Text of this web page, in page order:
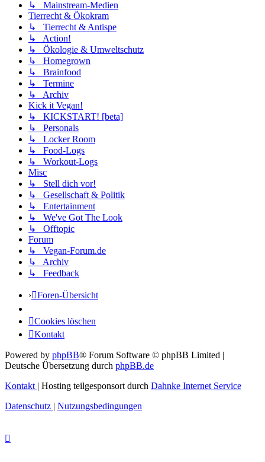
↳ Mainstream-Medien
Tierrecht & Ökokram
↳ Tierrecht & Antispe
↳ Action!
↳ Ökologie & Umweltschutz
↳ Homegrown
↳ Brainfood
↳ Termine
↳ Archiv
Kick it Vegan!
↳ KICKSTART! [beta]
↳ Personals
↳ Locker Room
↳ Food-Logs
↳ Workout-Logs
Misc
↳ Stell dich vor!
↳ Gesellschaft & Politik
↳ Entertainment
↳ We've Got The Look
↳ Offtopic
Forum
↳ Vegan-Forum.de
↳ Archiv
↳ Feedback
Foren-Übersicht
Cookies löschen
Kontakt
Powered by phpBB® Forum Software © phpBB Limited |
Deutsche Übersetzung durch phpBB.de
Kontakt | Hosting teilgesponsort durch Dahnke Internet Service
Datenschutz | Nutzungsbedingungen